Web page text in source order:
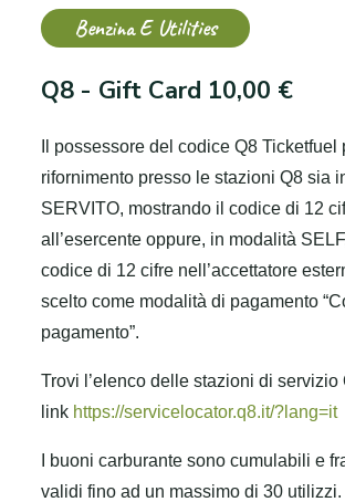
Benzina E Utilities
Q8 - Gift Card 10,00 €
Il possessore del codice Q8 Ticketfuel
rifornimento presso le stazioni Q8 sia
SERVITO, mostrando il codice di 12
all’esercente oppure, in modalità
codice di 12 cifre nell’accettatore
scelto come modalità di pagamento
pagamento”.
Trovi l’elenco delle stazioni di servizio
link https://servicelocator.q8.it/?lang=it
I buoni carburante sono cumulabili e
validi fino ad un massimo di 30 utilizzi.